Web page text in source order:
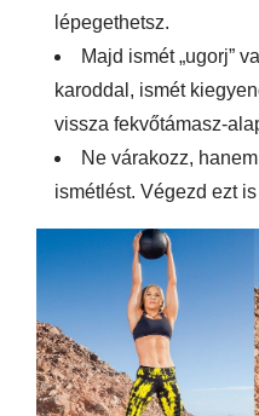
lépegethetsz.
Majd ismét „ugorj”
karoddal, ismét
vissza fekvőtámasz-
Ne várakozz,
ismétlést. Végezd ezt